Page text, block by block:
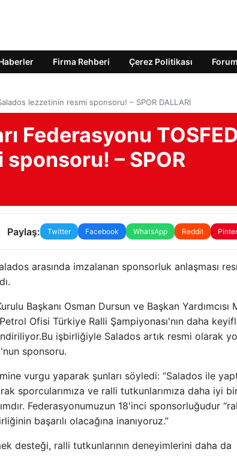
Firma Rehberi Çerez Politikası Forum
lezzetinin resmi sponsoru! – SPOR DALLARI
Federasyonu TOSFED
– SPOR
Paylaş: Twitter Facebook WhatsApp Reddit
arasında imzalanan sponsorluk anlaşması
Başkanı Osman Dursun ve Başkan Yardımcısı
Ofisi Türkiye Ralli Şampiyonası'nın daha
işbirliğiyle Salados artık resmi olarak
sponsoru.
vurgu yaparak şunları söyledi: “Salados ile
sporcularımıza ve ralli tutkunlarımıza daha iyi
Federasyonumuzun 18'inci sponsorluğudur
başarılı olacağına inanıyoruz.”
desteği, ralli tutkunlarının deneyimlerini daha da